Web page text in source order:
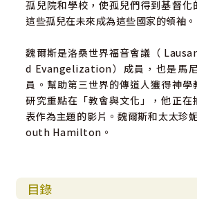
孤兒院和學校，使孤兒們得到基督化
這些孤兒在未來成為這些國家的領袖。
魏爾斯是洛桑世界福音會議（
d Evangelization）成員，也是馬
員。幫助第三世界的傳道人獲得神
研究重點在「教會與文化」，他正在
表作為主題的影片。魏爾斯和太太珍
outh Hamilton。
目錄